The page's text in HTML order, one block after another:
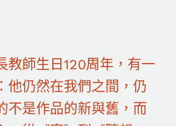
教師生日120周年，有一
他仍然在我們之間，仍
不是作品的新與舊，而